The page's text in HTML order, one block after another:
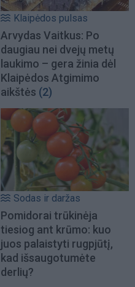
Klaipėdos pulsas
Arvydas Vaitkus: Po
daugiau nei dvejų metų
laukimo – gera žinia dėl
Klaipėdos Atgimimo
aikštės (2)
Sodas ir daržas
Pomidorai trūkinėja
tiesiog ant krūmo: kuo
juos palaistyti rugpjūtį,
kad išsaugotumėte
derlių?